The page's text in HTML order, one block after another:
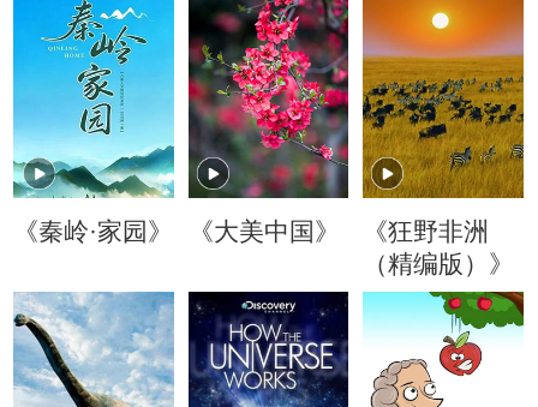
《秦岭·家园》 《大美中国》
《狂野非洲
（精编版）》